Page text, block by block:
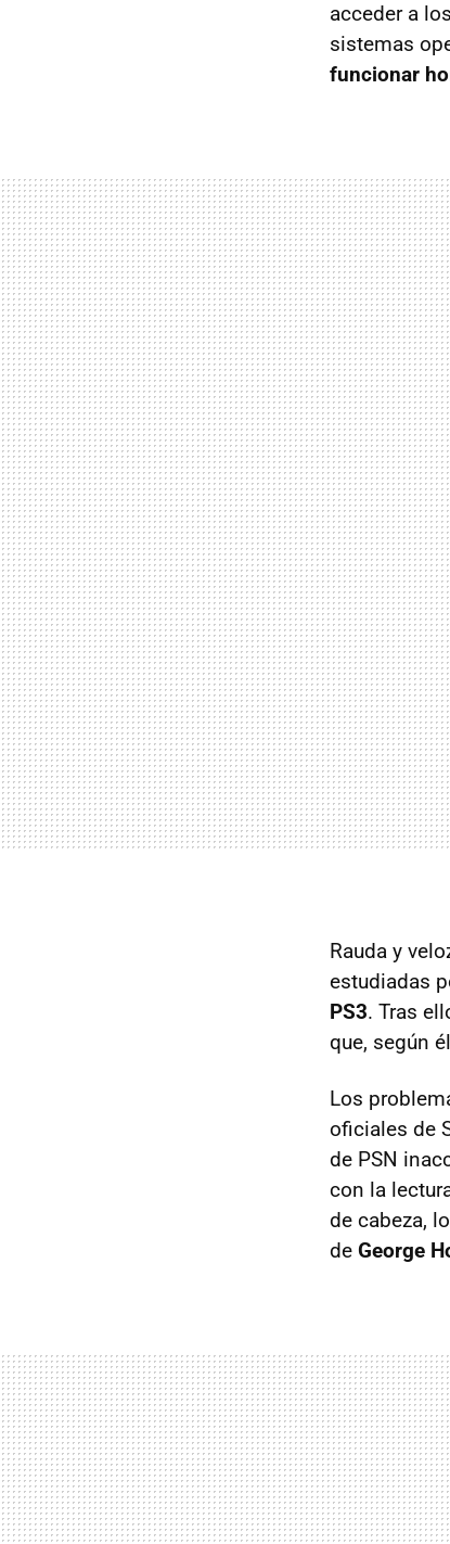
acceder a
sistemas
funcionar
Rauda y
estudiadas
PS3. Tras
que, según
Los
oficiales de
de PSN
con la
de cabeza,
de George